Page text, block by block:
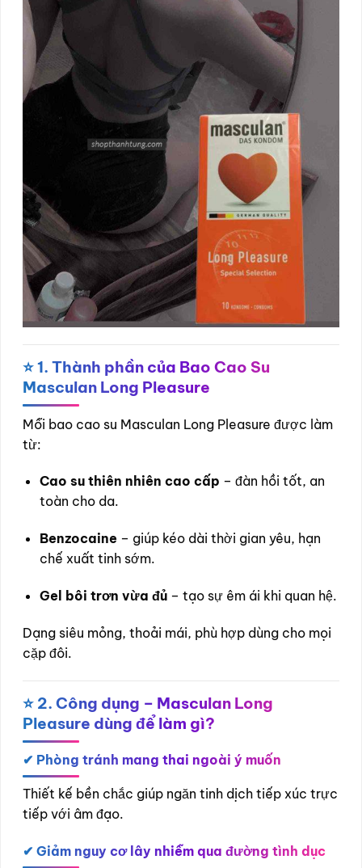
⭐1. Thành phần của Bao Cao Su
Masculan Long Pleasure
Mỗi bao cao su Masculan Long Pleasure được làm
từ:
Cao su thiên nhiên cao cấp – đàn hồi tốt, an
toàn cho da.
Benzocaine – giúp kéo dài thời gian yêu, hạn
chế xuất tinh sớm.
Gel bôi trơn vừa đủ– tạo sự êm ái khi quan hệ.
Dạng siêu mỏng, thoải mái, phù hợp dùng cho mọi
cặp đôi.
⭐ 2. Công dụng – Masculan Long
Pleasure dùng để làm gì?
✔ Phòng tránh mang thai ngoài ý muốn
Thiết kế bền chắc giúp ngăn tinh dịch tiếp xúc trực
tiếp với âm đạo.
✔ Giảm nguy cơ lây nhiễm qua đường tình dục